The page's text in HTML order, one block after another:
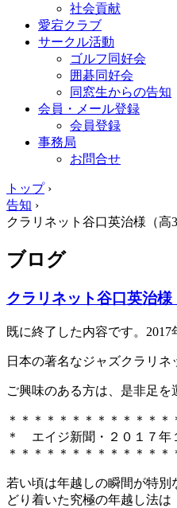
社会貢献
愛宕クラブ
サークル活動
ゴルフ同好会
囲碁同好会
同窓生からの告知
会員・メール登録
会員登録
事務局
お問合せ
トップ›
告知 ›
クラリネット谷口英治様（高
ブログ
クラリネット谷口英治
既に終了した内容です。2017
日本の著名なジャズクラリネ
ご興味のある方は、是非足を
＊＊＊＊＊＊＊＊＊＊＊＊＊
＊ エイジ新聞・２０１７
＊＊＊＊＊＊＊＊＊＊＊＊＊
若い頃は年越しの瞬間が特別
どり着いた究極の年越し法は